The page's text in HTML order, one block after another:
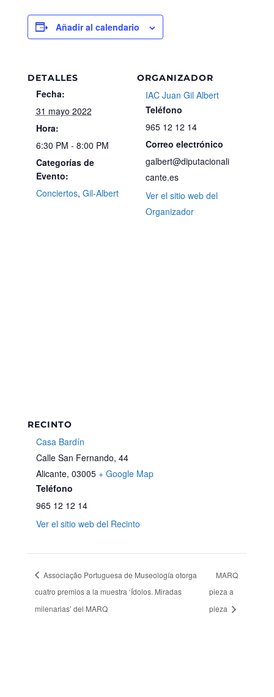
Añadir al calendario
DETALLES
Fecha:
31 mayo 2022
Hora:
6:30 PM - 8:00 PM
Categorías de
Evento:
Conciertos, Gil-Albert
ORGANIZADOR
IAC Juan Gil Albert
Teléfono
965 12 12 14
Correo electrónico
galbert@diputacionali
cante.es
Ver el sitio web del
Organizador
RECINTO
Casa Bardín
Calle San Fernando, 44
Alicante, 03005 + Google Map
Teléfono
965 12 12 14
Ver el sitio web del Recinto
Associação Portuguesa de Museología otorga
cuatro premios a la muestra ‘Ídolos. Miradas
milenarias’ del MARQ
MARQ
pieza a
pieza